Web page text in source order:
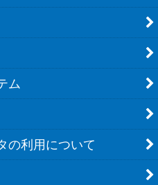
ム
の利用について